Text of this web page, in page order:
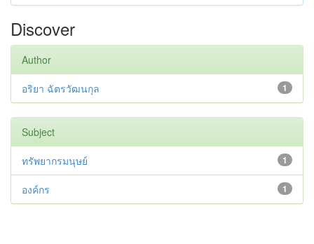
Discover
Author
1
อริยา ฉัตรวัฒนกุล
Subject
1
ทรัพยากรมนุษย์
1
องค์กร